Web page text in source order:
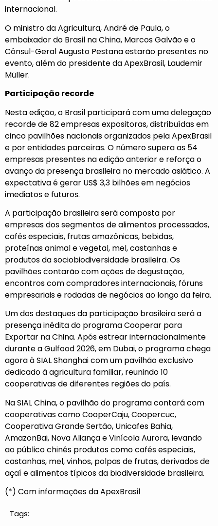
internacional.
O ministro da Agricultura, André de Paula, o
embaixador do Brasil na China, Marcos Galvão e o
Cônsul-Geral Augusto Pestana estarão presentes no
evento, além do presidente da ApexBrasil, Laudemir
Müller.
Participação recorde
Nesta edição, o Brasil participará com uma delegação
recorde de 82 empresas expositoras, distribuídas em
cinco pavilhões nacionais organizados pela ApexBrasil
e por entidades parceiras. O número supera as 54
empresas presentes na edição anterior e reforça o
avanço da presença brasileira no mercado asiático. A
expectativa é gerar US$ 3,3 bilhões em negócios
imediatos e futuros.
A participação brasileira será composta por
empresas dos segmentos de alimentos processados,
cafés especiais, frutas amazônicas, bebidas,
proteínas animal e vegetal, mel, castanhas e
produtos da sociobiodiversidade brasileira. Os
pavilhões contarão com ações de degustação,
encontros com compradores internacionais, fóruns
empresariais e rodadas de negócios ao longo da feira.
Um dos destaques da participação brasileira será a
presença inédita do programa Cooperar para
Exportar na China. Após estrear internacionalmente
durante a Gulfood 2026, em Dubai, o programa chega
agora à SIAL Shanghai com um pavilhão exclusivo
dedicado à agricultura familiar, reunindo 10
cooperativas de diferentes regiões do país.
Na SIAL China, o pavilhão do programa contará com
cooperativas como CooperCaju, Coopercuc,
Cooperativa Grande Sertão, Unicafes Bahia,
AmazonBai, Nova Aliança e Vinícola Aurora, levando
ao público chinês produtos como cafés especiais,
castanhas, mel, vinhos, polpas de frutas, derivados de
açaí e alimentos típicos da biodiversidade brasileira.
(*) Com informações da ApexBrasil
Tags: